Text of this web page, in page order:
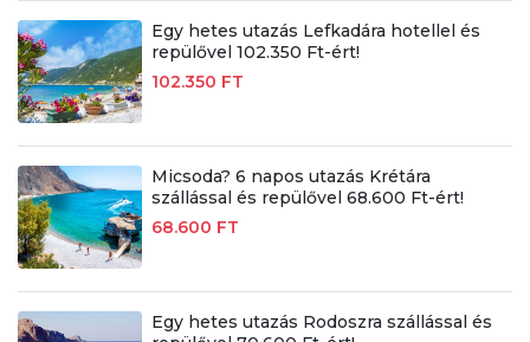
Egy hetes utazás Lefkadára hotellel és
repülővel 102.350 Ft-ért!
102.350 FT
Micsoda? 6 napos utazás Krétára
szállással és repülővel 68.600 Ft-ért!
68.600 FT
Egy hetes utazás Rodoszra szállással és